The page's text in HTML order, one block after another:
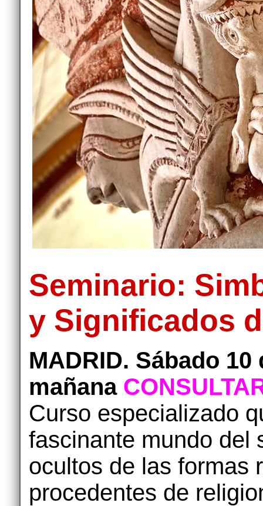
Seminario:
y Significados
MADRID. Sábado
mañana
Curso especializado
fascinante mundo del
ocultos de las formas
procedentes de